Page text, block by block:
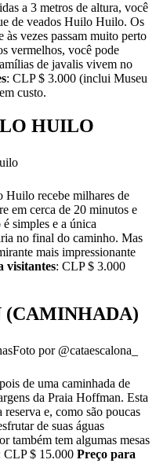
a 3 metros de altura, você
de veados Huilo Huilo. Os
vezes passam muito perto
vermelhos, você pode
de javalis vivem no
: CLP $ 3.000 (inclui Museu
custo.
HUILO
Huilo recebe milhares de
em cerca de 20 minutos e
simples e a única
no final do caminho. Mas
mais impressionante
visitantes: CLP $ 3.000
(CAMINHADA)
Foto por @cataescalona_
de uma caminhada de
da Praia Hoffman. Esta
reserva e, como são poucas
de suas águas
também tem algumas mesas
CLP $ 15.000 Preço para